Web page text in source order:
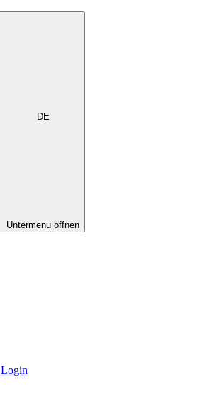
DE
Untermenu öffnen
Login